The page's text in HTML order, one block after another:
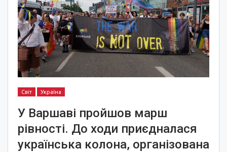
Світ Україна
У Варшаві пройшов марш
рівності. До ходи приєдналася
українська колона, організована